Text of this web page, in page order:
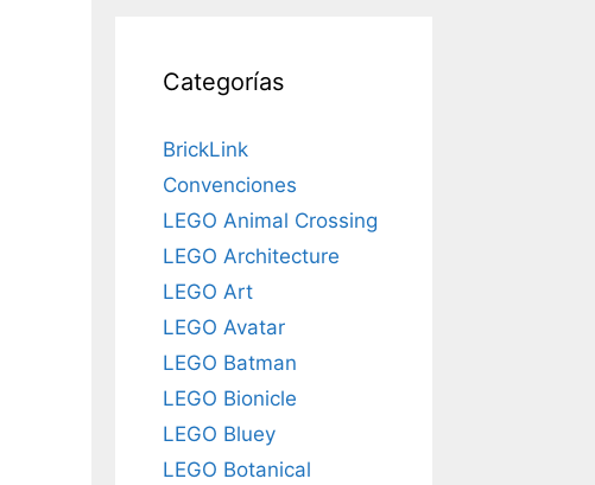
Categorías
BrickLink
Convenciones
LEGO Animal Crossing
LEGO Architecture
LEGO Art
LEGO Avatar
LEGO Batman
LEGO Bionicle
LEGO Bluey
LEGO Botanical